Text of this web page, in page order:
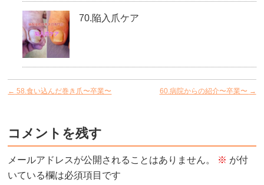
70.陥入爪ケア
← 58.食い込んだ巻き爪〜卒業〜 60.病院からの紹介〜卒業〜 →
コメントを残す
メールアドレスが公開されることはありません。 ※ が付
いている欄は必須項目です